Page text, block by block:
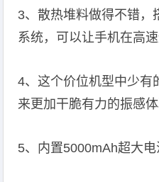
3、散热堆料做得不错，
系统，可以让手机在高
4、这个价位机型中少有
来更加干脆有力的振感体
5、内置5000mAh超大电